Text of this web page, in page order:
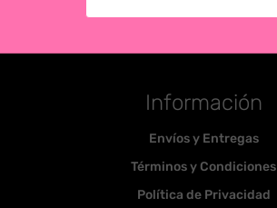
Información
Envíos y Entregas
Términos y Condiciones
Política de Privacidad